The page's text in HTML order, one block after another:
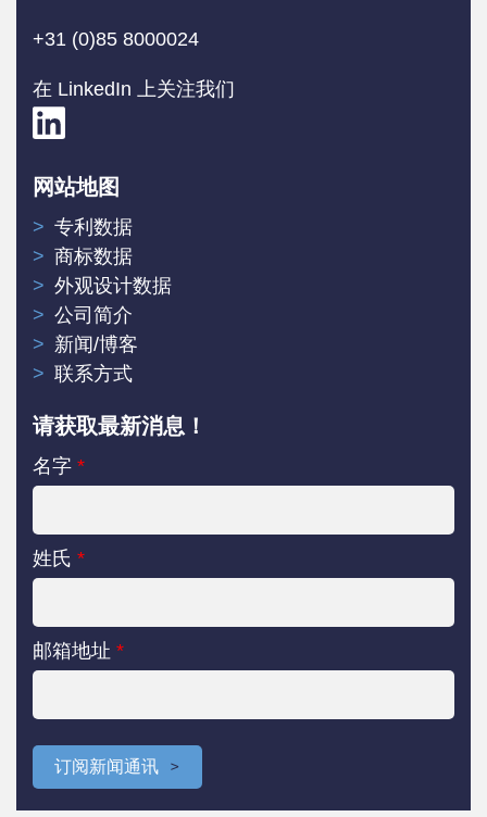
+31 (0)85 8000024
在 LinkedIn 上关注我们
网站地图
专利数据
商标数据
外观设计数据
公司简介
新闻/博客
联系方式
请获取最新消息！
名字 *
姓氏 *
邮箱地址 *
订阅新闻通讯